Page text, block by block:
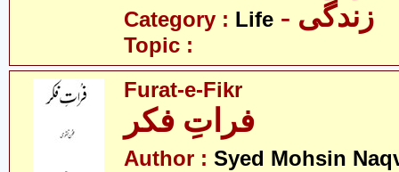
Category : Life - زندگی
Topic :
Furat-e-Fikr
فراتِ فکر
Author : Syed Mohsin